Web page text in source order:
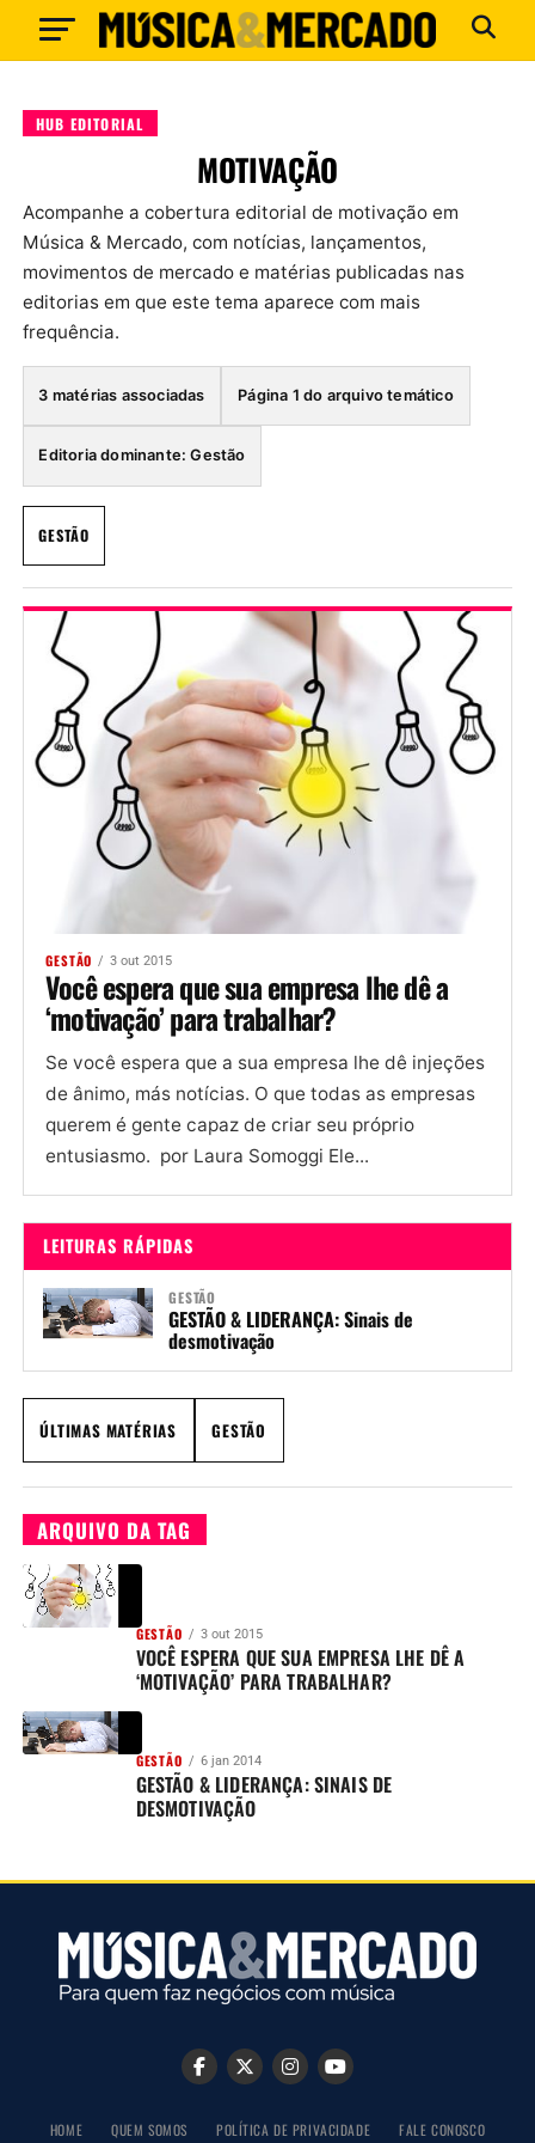
HUB EDITORIAL
MOTIVAÇÃO
Acompanhe a cobertura editorial de motivação em
Música & Mercado, com notícias, lançamentos,
movimentos de mercado e matérias publicadas nas
editorias em que este tema aparece com mais
frequência.
3 matérias associadas Página 1 do arquivo temático
Editoria dominante: Gestão
GESTÃO
GESTÃO 3 out 2015
Você espera que sua empresa lhe dê a
‘motivação’ para trabalhar?
Se você espera que a sua empresa lhe dê injeções
de ânimo, más notícias. O que todas as empresas
querem é gente capaz de criar seu próprio
entusiasmo. por Laura Somoggi Ele...
LEITURAS RÁPIDAS
GESTÃO
GESTÃO & LIDERANÇA: Sinais de
desmotivação
ÚLTIMAS MATÉRIAS GESTÃO
ARQUIVO DA TAG
GESTÃO 3 out 2015
VOCÊ ESPERA QUE SUA EMPRESA LHE DÊ A
‘MOTIVAÇÃO’ PARA TRABALHAR?
GESTÃO 6 jan 2014
GESTÃO & LIDERANÇA: SINAIS DE
DESMOTIVAÇÃO
HOME QUEM SOMOS POLÍTICA DE PRIVACIDADE FALE CONOSCO